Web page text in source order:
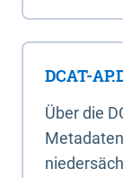
DCAT-
Über die